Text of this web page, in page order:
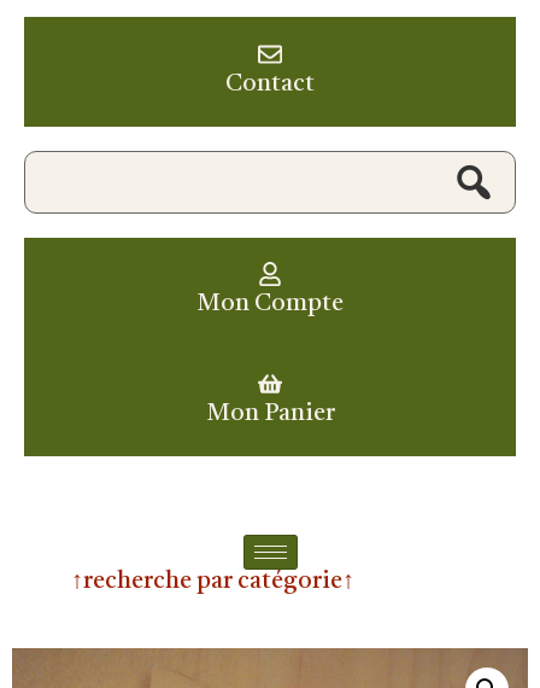
Contact
Mon Compte
Mon Panier
↑recherche par catégorie↑